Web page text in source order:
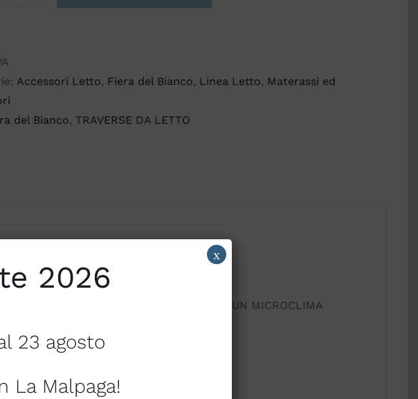
ICE
TOUCH
quantità
Accessori Letto, Fiera del Bianco, Linea Letto, Materassi ed
del Bianco, TRAVERSE DA LETTO
FRESCO, CHE GARANTISCE UN MICROCLIMA
2026
23 agosto
La Malpaga!
x